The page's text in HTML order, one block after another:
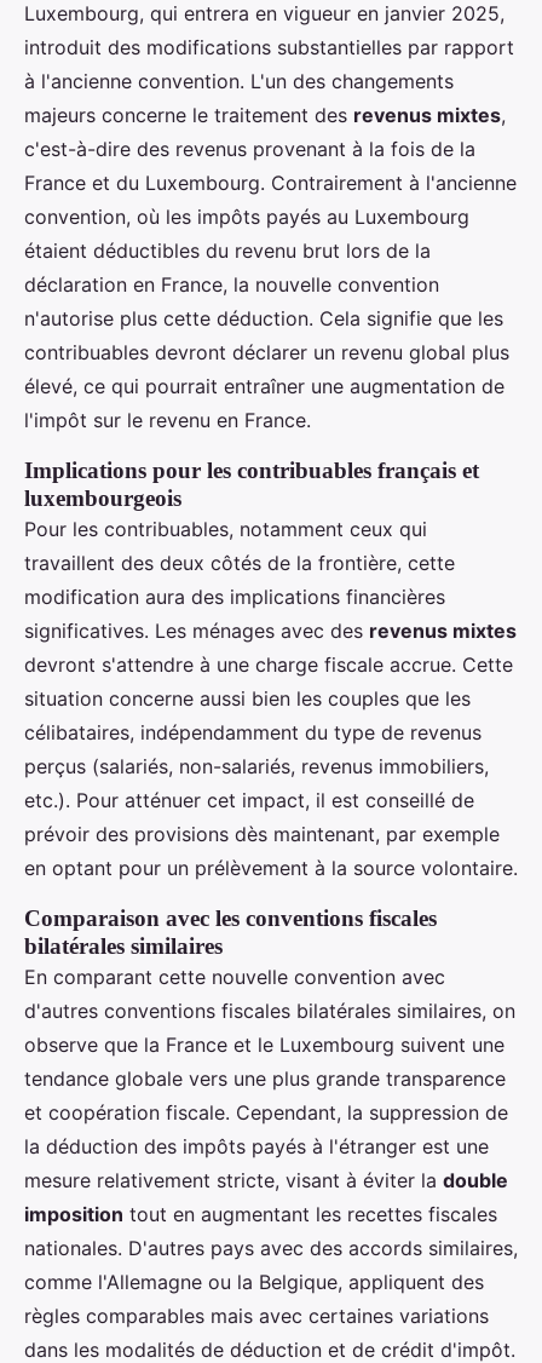
Luxembourg, qui entrera en vigueur en janvier 2025,
introduit des modifications substantielles par rapport
à l'ancienne convention. L'un des changements
majeurs concerne le traitement des revenus mixtes,
c'est-à-dire des revenus provenant à la fois de la
France et du Luxembourg. Contrairement à l'ancienne
convention, où les impôts payés au Luxembourg
étaient déductibles du revenu brut lors de la
déclaration en France, la nouvelle convention
n'autorise plus cette déduction. Cela signifie que les
contribuables devront déclarer un revenu global plus
élevé, ce qui pourrait entraîner une augmentation de
l'impôt sur le revenu en France.
Implications pour les contribuables français et
luxembourgeois
Pour les contribuables, notamment ceux qui
travaillent des deux côtés de la frontière, cette
modification aura des implications financières
significatives. Les ménages avec des revenus mixtes
devront s'attendre à une charge fiscale accrue. Cette
situation concerne aussi bien les couples que les
célibataires, indépendamment du type de revenus
perçus (salariés, non-salariés, revenus immobiliers,
etc.). Pour atténuer cet impact, il est conseillé de
prévoir des provisions dès maintenant, par exemple
en optant pour un prélèvement à la source volontaire.
Comparaison avec les conventions fiscales
bilatérales similaires
En comparant cette nouvelle convention avec
d'autres conventions fiscales bilatérales similaires, on
observe que la France et le Luxembourg suivent une
tendance globale vers une plus grande transparence
et coopération fiscale. Cependant, la suppression de
la déduction des impôts payés à l'étranger est une
mesure relativement stricte, visant à éviter la double
imposition tout en augmentant les recettes fiscales
nationales. D'autres pays avec des accords similaires,
comme l'Allemagne ou la Belgique, appliquent des
règles comparables mais avec certaines variations
dans les modalités de déduction et de crédit d'impôt.